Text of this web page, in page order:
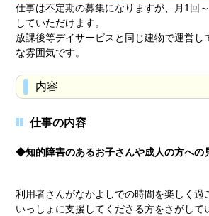
仕事は不定期の募集になりますが、月1回
していただけます。
放課後等デイサービスと同じ建物で運営し
な雰囲気です。
内容
仕事の内容
◆知的障害のあるお子さんや成人の方への
利用者さんがなかよしでの時間を楽しく過
いっしょに支援してくださる方をさがして